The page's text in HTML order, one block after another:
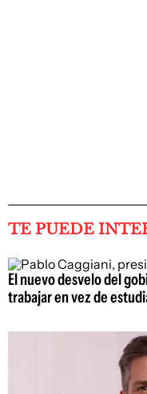
TE PUEDE
El nuevo desvelo del
trabajar en vez de